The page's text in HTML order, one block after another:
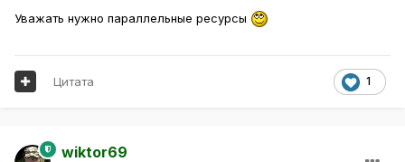
Уважать нужно параллельные ресурсы
1
Цитата
wiktor69